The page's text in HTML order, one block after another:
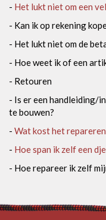
- Het lukt niet om een
- Kan ik op rekening
- Het lukt niet om de
- Hoe weet ik of een
- Retouren
- Is er een handleiding/
te bouwen?
- Wat kost het repareren
- Hoe span ik zelf een
- Hoe repareer ik zelf